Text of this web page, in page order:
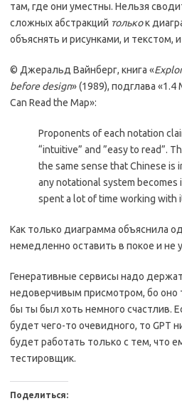
там, где они уместны. Нельзя
сложных абстракций толькок
объяснять и рисунками, и текстом,
© Джеральд Вайнберг, книга «
before design» (1989), подглава «1.4
Can Read the Map»:
Proponents of each notation
“intuitive” and ”easy to read”.
the same sense that Chinese
any notational system
spent a lot of time working with
Как только диаграмма объяснила
немедленно оставить в покое и не
Генеративные сервисы надо
недоверчивым присмотром, бо оно
бы ты был хоть немного счастлив.
будет чего-то очевидного, то GPT
будет работать только с тем, что
тестировщик.
Поделиться: